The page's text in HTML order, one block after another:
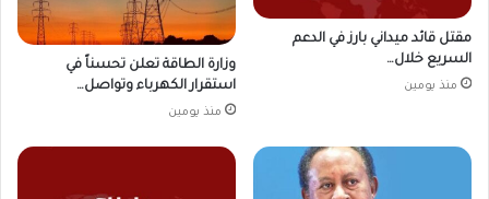
مقتل قائد ميداني بارز في الدعم
السريع خلال…
منذ يومين
وزارة الطاقة تعلن تحسناً في
استقرار الكهرباء وتواصل…
منذ يومين